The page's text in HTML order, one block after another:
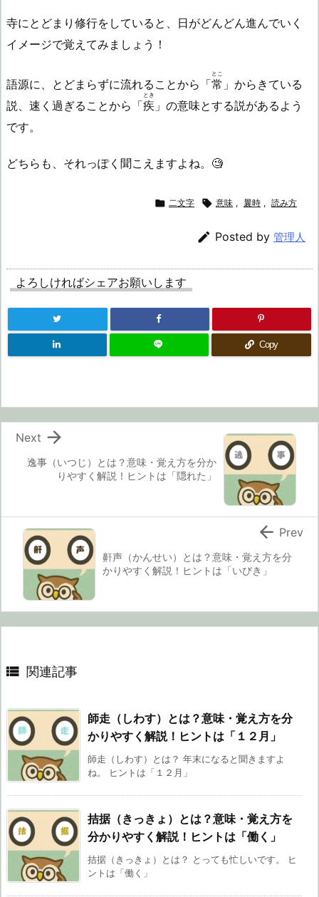
寺にとどまり修行をしていると、日がどんどん進んでいく
イメージで覚えてみましょう！
語源に、とどまらずに流れることから「常
とこ
」からきている
説、速く過ぎることから「疾
とき
」の意味とする説があるよう
です。
どちらも、それっぽく聞こえますよね。🧐
 二文字  意味 , 曩時 , 読み方
 Posted by 管理人
よろしければシェアお願いします
Copy
逸事（いつじ）とは？意味・覚え方を分か
りやすく解説！ヒントは「隠れた」

Next
鼾声（かんせい）とは？意味・覚え方を分
かりやすく解説！ヒントは「いびき」
 Prev
 関連記事
師走（しわす）とは？意味・覚え方を分
かりやすく解説！ヒントは「１２月」
師走（しわす）とは？ 年末になると聞きますよ
ね。 ヒントは「１２月」
拮据（きっきょ）とは？意味・覚え方を
分かりやすく解説！ヒントは「働く」
拮据（きっきょ）とは？ とっても忙しいです。 ヒ
ントは「働く」